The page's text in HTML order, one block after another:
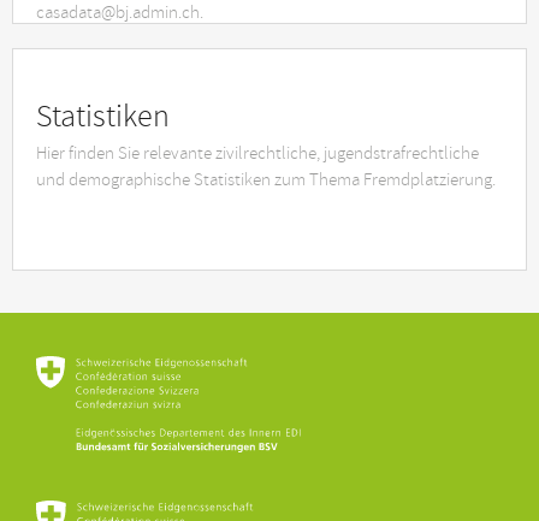
casadata@bj.admin.ch.
Statistiken
Hier finden Sie relevante zivilrechtliche, jugendstrafrechtliche
und demographische Statistiken zum Thema Fremdplatzierung.